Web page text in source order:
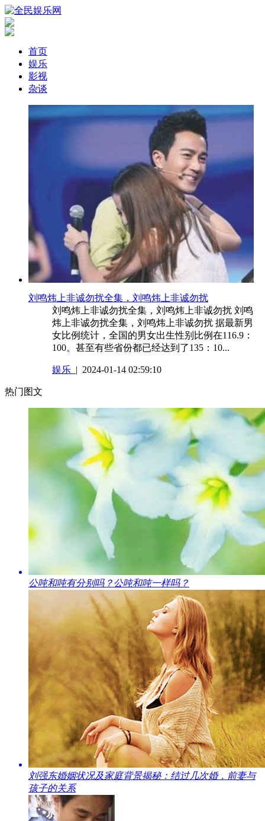
首页
娱乐
影视
杂谈
​刘鸣炜上非诚勿扰全集，刘鸣炜上非诚勿扰
刘鸣炜上非诚勿扰全集，刘鸣炜上非诚勿扰 刘鸣
炜上非诚勿扰全集，刘鸣炜上非诚勿扰 据最新男
女比例统计，全国的男女出生性别比例在116.9：
100。甚至有些省份都已经达到了135：10...
娱乐 | 2024-01-14 02:59:10
热门图文
​公吨和吨有分别吗？公吨和吨一样吗？
​刘强东婚姻状况及家庭背景揭秘：结过几次婚，前妻与
孩子的关系